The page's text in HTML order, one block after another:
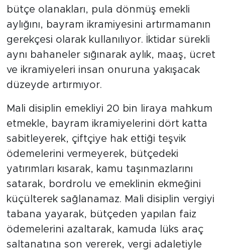
bütçe olanakları, pula dönmüş emekli
aylığını, bayram ikramiyesini artırmamanın
gerekçesi olarak kullanılıyor. İktidar sürekli
aynı bahaneler sığınarak aylık, maaş, ücret
ve ikramiyeleri insan onuruna yakışacak
düzeyde artırmıyor.
Mali disiplin emekliyi 20 bin liraya mahkum
etmekle, bayram ikramiyelerini dört katta
sabitleyerek, çiftçiye hak ettiği teşvik
ödemelerini vermeyerek, bütçedeki
yatırımları kısarak, kamu taşınmazlarını
satarak, bordrolu ve emeklinin ekmeğini
küçülterek sağlanamaz. Mali disiplin vergiyi
tabana yayarak, bütçeden yapılan faiz
ödemelerini azaltarak, kamuda lüks araç
saltanatına son vererek, vergi adaletiyle